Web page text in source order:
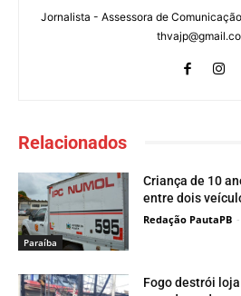
Jornalista - Assessora de
Relacionados
Paraí­ba
Criança de 10
entre dois
Redação PautaPB -
Fogo destrói